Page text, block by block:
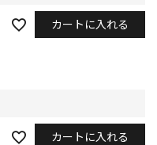
カートに入れる
カートに入れる